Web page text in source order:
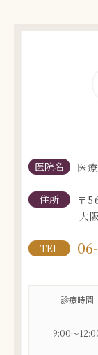
医院名 医
住所
〒
大
TEL
診療時間
9:00～